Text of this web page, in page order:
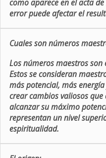
como aparece en el acta
error puede afectar el
Cuales son números
Los números maestros
Estos se consideran
más potencial, más
crear cambios valiosos
alcanzar su máximo
representan un nivel
espiritualidad.